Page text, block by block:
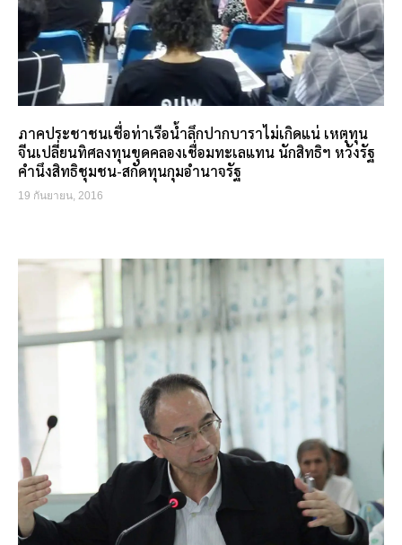
ภาคประชาชนเชื่อท่าเรือน้ำลึกปากบาราไม่เกิดแน่ เหตุทุน
จีนเปลี่ยนทิศลงทุนขุดคลองเชื่อมทะเลแทน นักสิทธิฯ หวังรัฐ
คำนึงสิทธิชุมชน-สกัดทุนกุมอำนาจรัฐ
19 กันยายน, 2016